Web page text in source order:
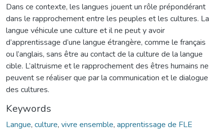
Dans ce contexte, les langues jouent un rôle prépondérant
dans le rapprochement entre les peuples et les cultures. La
langue véhicule une culture et il ne peut y avoir
d’apprentissage d’une langue étrangère, comme le français
ou l’anglais, sans être au contact de la culture de la langue
cible. L’altruisme et le rapprochement des êtres humains ne
peuvent se réaliser que par la communication et le dialogue
des cultures.
Keywords
Langue, culture, vivre ensemble, apprentissage de FLE